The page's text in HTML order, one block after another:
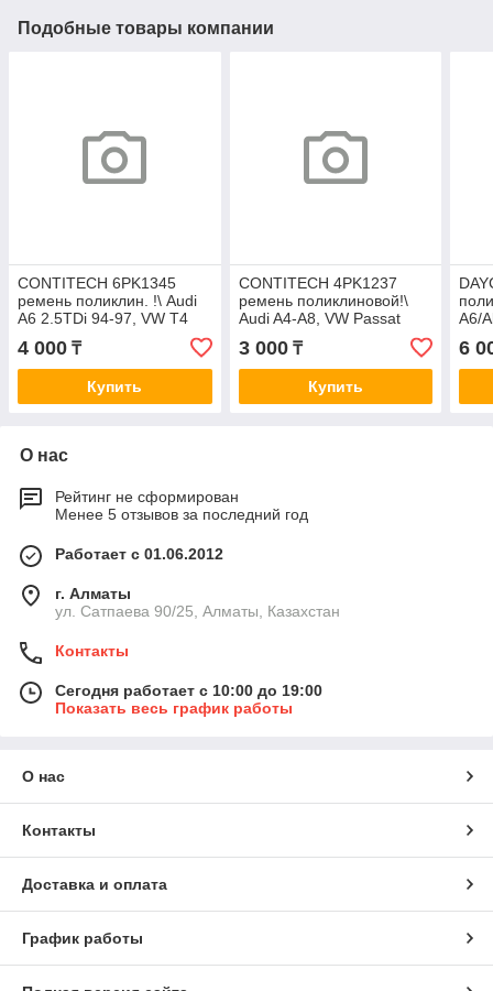
Подобные товары компании
CONTITECH 6PK1345
ремень поликлин. !\ Audi
A6 2.5TDi 94-97, VW T4
4 000 ₸
Купить
CONTITECH 4PK1237
ремень поликлиновой!\
Audi A4-A8, VW Passat
3 000₸
Купить
A6/
6
О нас
Рейтинг не сформирован
Менее 5 отзывов за последний год
Работает с 01.06.2012
г. Алматы
ул. Сатпаева 90/25, Алматы, Казахстан
Контакты
Сегодня работает с 10:00 до 19:00
Показать весь график работы
О нас
Контакты
Доставка и оплата
График работы